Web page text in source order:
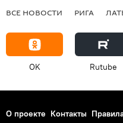
ВСЕ НОВОСТИ РИГА
OK Rutube
О проекте Контакты